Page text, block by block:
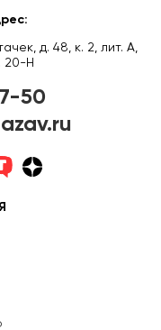
д. 48, к. 2, лит. А,
20-Н
50